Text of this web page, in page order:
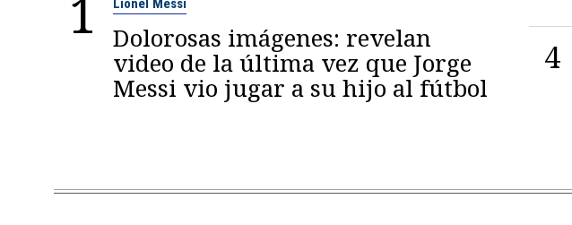
1 Lionel Messi
Dolorosas imágenes: revelan
video de la última vez que Jorge
Messi vio jugar a su hijo al fútbol
4